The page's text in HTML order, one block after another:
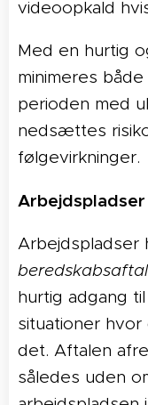
videoopkald
Med en hurtig
minimeres
perioden med
nedsættes
følgevirkninger.
Arbejdspladser
Arbejdspladser
hurtig adgang
situationer
det. Aftalen
således uden